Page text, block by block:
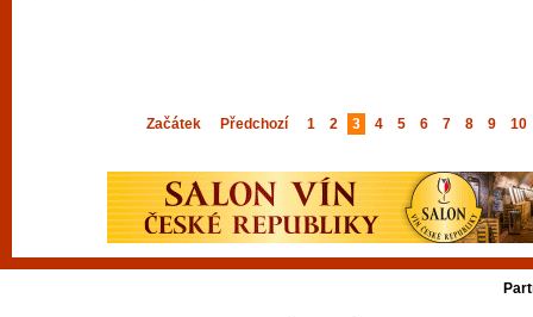
Začátek Předchozí 1 2 3 4 5 6 7 8 9 10